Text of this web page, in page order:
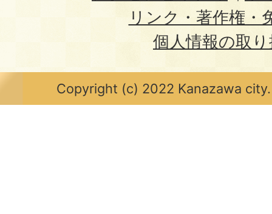
リンク・著作権・
個人情報の取
Copyright (c) 2022 Kanazawa